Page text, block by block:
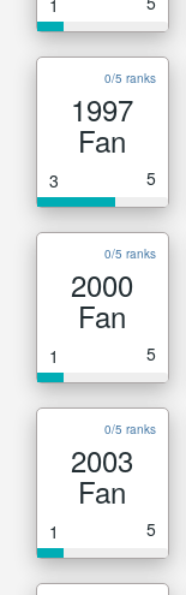
1
0/5 ranks
1997
Fan
3 5
0/5 ranks
2000
Fan
1 5
0/5 ranks
2003
Fan
1 5